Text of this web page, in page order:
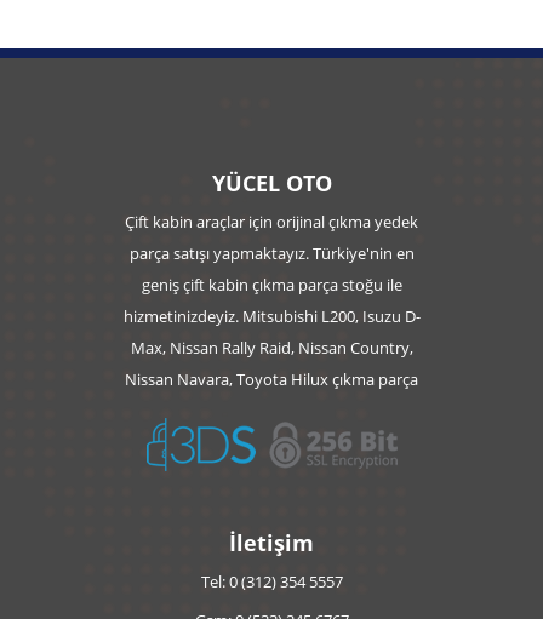
YÜCEL OTO
Çift kabin araçlar için orijinal çıkma yedek
parça satışı yapmaktayız. Türkiye'nin en
geniş çift kabin çıkma parça stoğu ile
hizmetinizdeyiz. Mitsubishi L200, Isuzu D-
Max, Nissan Rally Raid, Nissan Country,
Nissan Navara, Toyota Hilux çıkma parça
İletişim
Tel: 0 (312) 354 5557